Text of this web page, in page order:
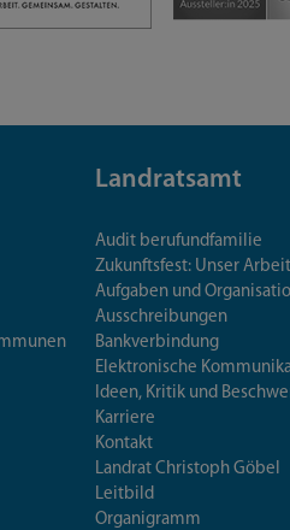
Landratsamt
Audit berufundfamilie
Zukunftsfest: Unser
Aufgaben und
Ausschreibungen
Bankverbindung
Elektronische
Ideen, Kritik und
Karriere
Kontakt
Landrat Christoph Göbel
Leitbild
Organigramm